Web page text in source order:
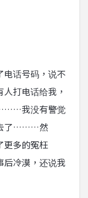
电话号码，说不
打电话给我，
………我没有警觉
了………然
多的冤枉
冷漠，还说我